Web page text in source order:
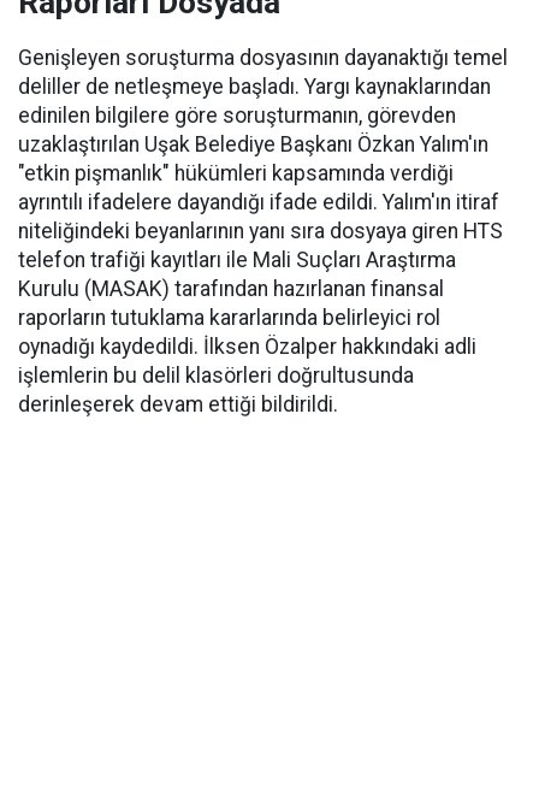
Genişleyen soruşturma dosyasının dayanaktığı temel
deliller de netleşmeye başladı. Yargı kaynaklarından
edinilen bilgilere göre soruşturmanın, görevden
uzaklaştırılan Uşak Belediye Başkanı Özkan Yalım'ın
"etkin pişmanlık" hükümleri kapsamında verdiği
ayrıntılı ifadelere dayandığı ifade edildi. Yalım'ın itiraf
niteliğindeki beyanlarının yanı sıra dosyaya giren HTS
telefon trafiği kayıtları ile Mali Suçları Araştırma
Kurulu (MASAK) tarafından hazırlanan finansal
raporların tutuklama kararlarında belirleyici rol
oynadığı kaydedildi. İlksen Özalper hakkındaki adli
işlemlerin bu delil klasörleri doğrultusunda
derinleşerek devam ettiği bildirildi.